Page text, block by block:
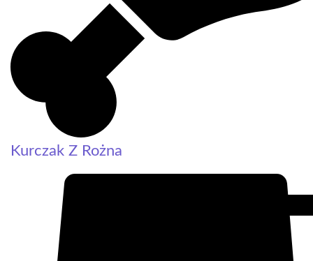
Kurczak Z Rożna